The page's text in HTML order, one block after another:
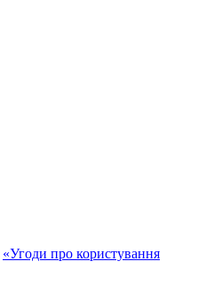
«Угоди про користування